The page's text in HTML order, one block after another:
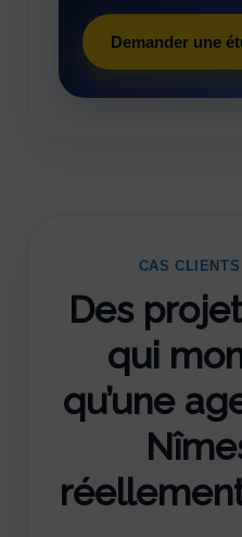
Demander une
CAS
Des
qui
qu’une